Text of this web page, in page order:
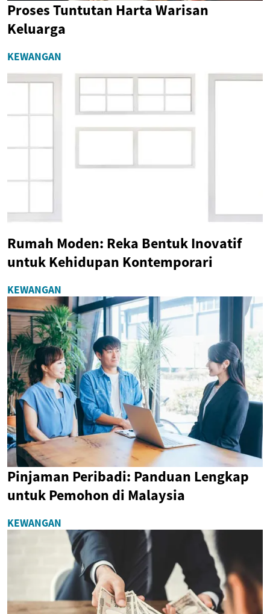
Proses Tuntutan Harta Warisan
Keluarga
KEWANGAN
Rumah Moden: Reka Bentuk Inovatif
untuk Kehidupan Kontemporari
KEWANGAN
Pinjaman Peribadi: Panduan Lengkap
untuk Pemohon di Malaysia
KEWANGAN